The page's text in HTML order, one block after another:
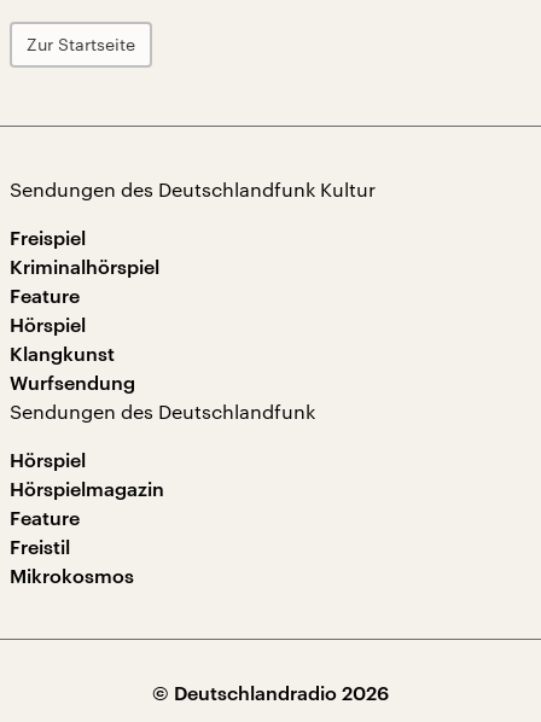
Zur Startseite
Sendungen des Deutschlandfunk Kultur
Freispiel
Kriminalhörspiel
Feature
Hörspiel
Klangkunst
Wurfsendung
Sendungen des Deutschlandfunk
Hörspiel
Hörspielmagazin
Feature
Freistil
Mikrokosmos
© Deutschlandradio 2026